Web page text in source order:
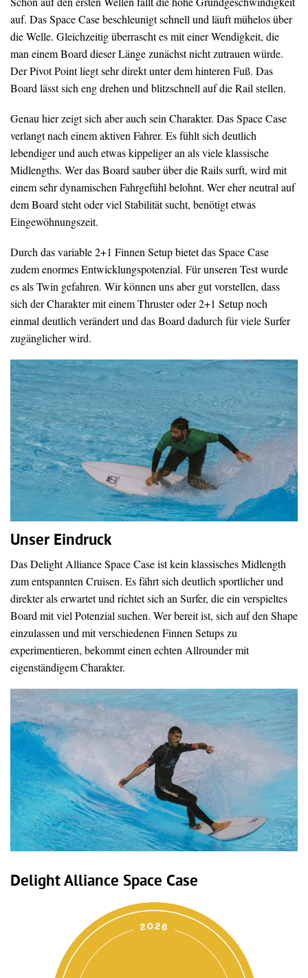
auf. Das Space Case beschleunigt schnell und läuft mühelos über
die Welle. Gleichzeitig überrascht es mit einer Wendigkeit, die
man einem Board dieser Länge zunächst nicht zutrauen würde.
Der Pivot Point liegt sehr direkt unter dem hinteren Fuß. Das
Board lässt sich eng drehen und blitzschnell auf die Rail stellen.
Genau hier zeigt sich aber auch sein Charakter. Das Space Case
verlangt nach einem aktiven Fahrer. Es fühlt sich deutlich
lebendiger und auch etwas kippeliger an als viele klassische
Midlengths. Wer das Board sauber über die Rails surft, wird mit
einem sehr dynamischen Fahrgefühl belohnt. Wer eher neutral auf
dem Board steht oder viel Stabilität sucht, benötigt etwas
Eingewöhnungszeit.
Durch das variable 2+1 Finnen Setup bietet das Space Case
zudem enormes Entwicklungspotenzial. Für unseren Test wurde
es als Twin gefahren. Wir können uns aber gut vorstellen, dass
sich der Charakter mit einem Thruster oder 2+1 Setup noch
einmal deutlich verändert und das Board dadurch für viele Surfer
zugänglicher wird.
Unser Eindruck
Das Delight Alliance Space Case ist kein klassisches Midlength
zum entspannten Cruisen. Es fährt sich deutlich sportlicher und
direkter als erwartet und richtet sich an Surfer, die ein verspieltes
Board mit viel Potenzial suchen. Wer bereit ist, sich auf den Shape
einzulassen und mit verschiedenen Finnen Setups zu
experimentieren, bekommt einen echten Allrounder mit
eigenständigem Charakter.
Delight Alliance Space Case